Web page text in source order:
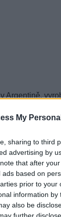
My
sharing to third
advertising by
that after
based on
prior to
information by
also be
further
Argentině,
de
a Thales
široký
služby v celé
1, který byl
SSL (Space
a také
v noci